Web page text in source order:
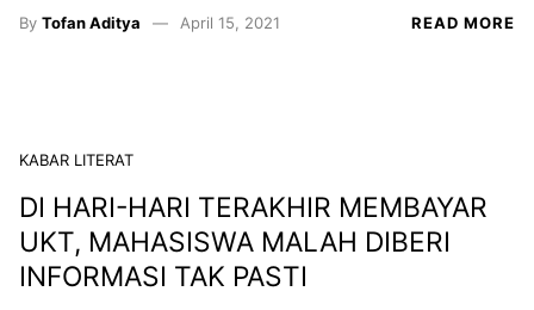
By Tofan Aditya April 15, 2021 READ MORE
KABAR LITERAT
DI HARI-HARI TERAKHIR MEMBAYAR
UKT, MAHASISWA MALAH DIBERI
INFORMASI TAK PASTI